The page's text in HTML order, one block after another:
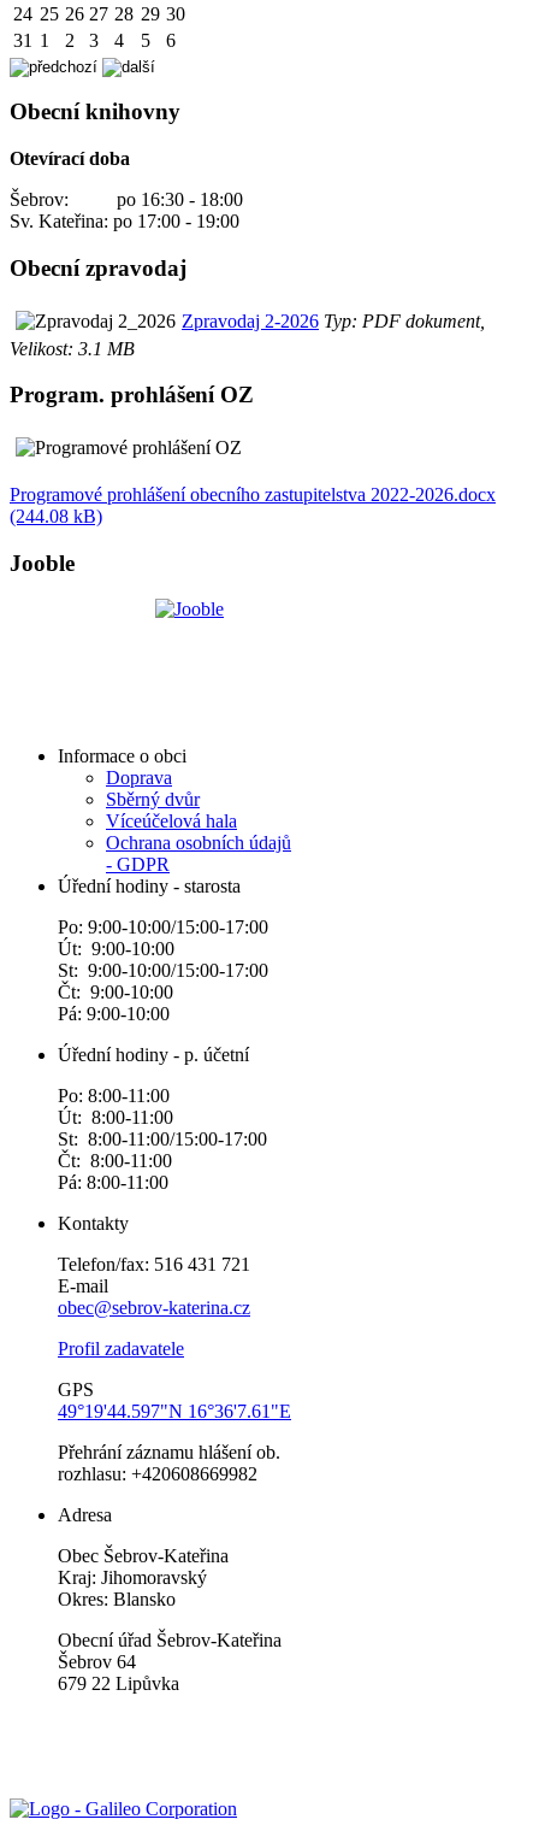
24 25 26 27 28 29 30
31 1 2 3 4 5 6
Obecní knihovny
Otevírací doba
Šebrov: po 16:30 - 18:00
Sv. Kateřina: po 17:00 - 19:00
Obecní zpravodaj
Zpravodaj 2-2026 Typ: PDF dokument,
Velikost: 3.1 MB
Program. prohlášení OZ
Programové prohlášení obecního zastupitelstva 2022-2026.docx
(244.08 kB)
Jooble
Informace o obci
Doprava
Sběrný dvůr
Víceúčelová hala
Ochrana osobních údajů
- GDPR
Úřední hodiny - starosta
Po: 9:00-10:00/15:00-17:00
Út: 9:00-10:00
St: 9:00-10:00/15:00-17:00
Čt: 9:00-10:00
Pá: 9:00-10:00
Úřední hodiny - p. účetní
Po: 8:00-11:00
Út: 8:00-11:00
St: 8:00-11:00/15:00-17:00
Čt: 8:00-11:00
Pá: 8:00-11:00
Kontakty
Telefon/fax: 516 431 721
E-mail
obec@sebrov-katerina.cz
Profil zadavatele
GPS
49°19'44.597"N 16°36'7.61"E
Přehrání záznamu hlášení ob.
rozhlasu: +420608669982
Adresa
Obec Šebrov-Kateřina
Kraj: Jihomoravský
Okres: Blansko
Obecní úřad Šebrov-Kateřina
Šebrov 64
679 22 Lipůvka